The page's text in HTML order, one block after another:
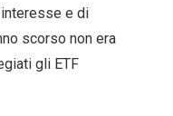
e di
scorso non era
gli ETF